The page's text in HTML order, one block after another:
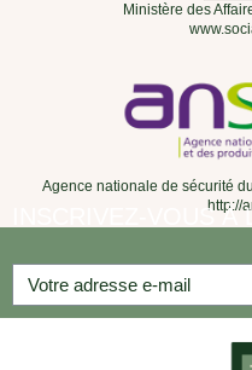
Ministère des
Agence nationale de sécurité
http://
INSCRIVEZ-VOUS À